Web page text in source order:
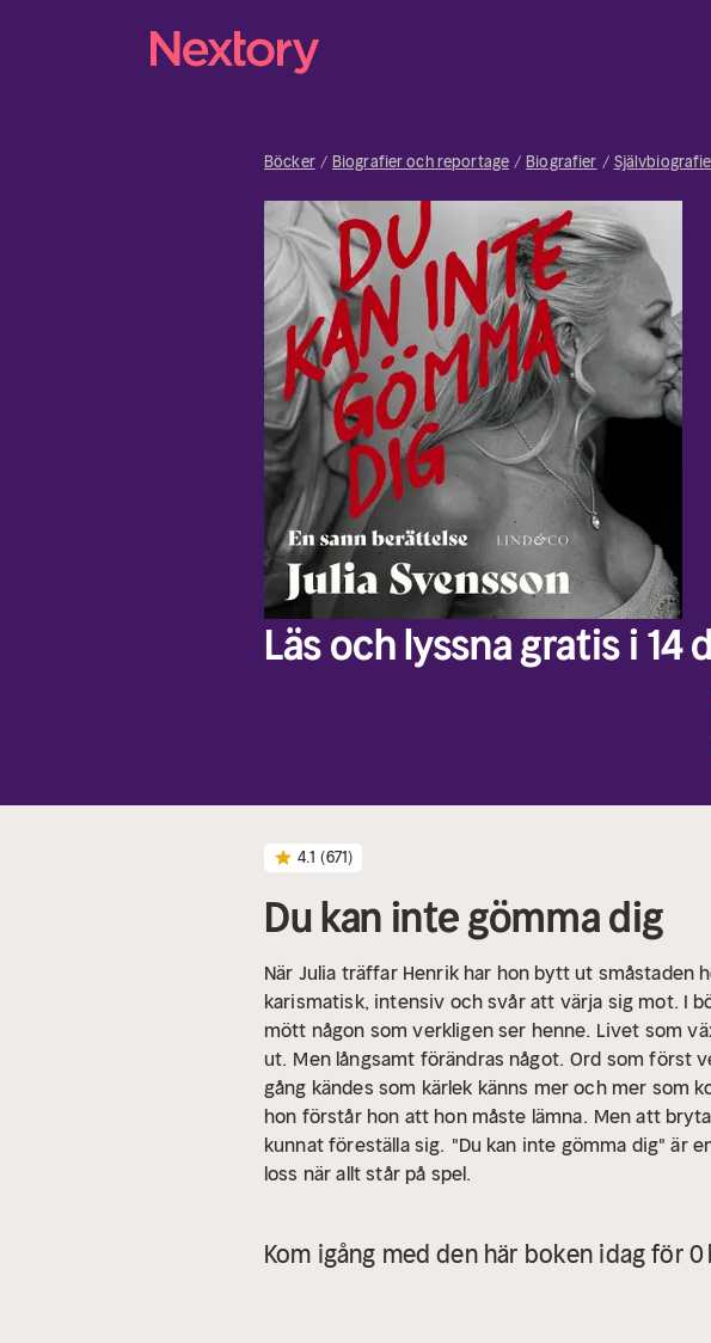
Böcker Biografier och reportage Biografier
Läs och lyssna gratis i 14
4.1 (671)
Du kan inte gömma dig
När Julia träffar Henrik har hon bytt ut
karismatisk, intensiv och svår att värja sig mot. I
mött någon som verkligen ser henne. Livet som
ut. Men långsamt förändras något. Ord som först
gång kändes som kärlek känns mer och mer som
hon förstår hon att hon måste lämna. Men att
kunnat föreställa sig. "Du kan inte gömma dig" är
loss när allt står på spel.
Kom igång med den här boken idag för 0